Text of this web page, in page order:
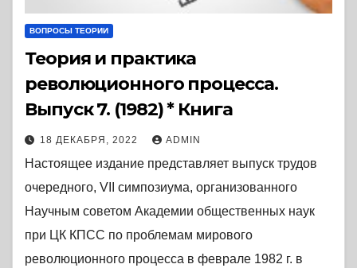
ВОПРОСЫ ТЕОРИИ
Теория и практика
революционного процесса.
Выпуск 7. (1982) * Книга
18 ДЕКАБРЯ, 2022 ADMIN
Настоящее издание представляет выпуск трудов
очередного, VII симпозиума, организованного
Научным советом Академии общественных наук
при ЦК КПСС по проблемам мирового
революционного процесса в феврале 1982 г. в